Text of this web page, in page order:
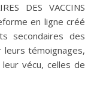
DES VACCINS
en ligne créé
secondaires des
témoignages,
vécu, celles de